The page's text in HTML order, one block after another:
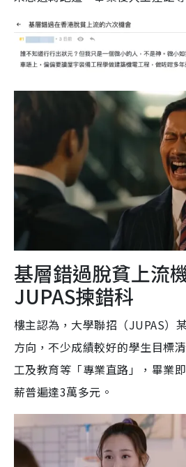
基層錯過脫貧上流
JUPAS揀錯科
樓主認為，大學聯招（JUPAS）
方向，不少成績較好的學生目標
工及教育等「專業直路」，畢業
薪普遍達3萬多元。